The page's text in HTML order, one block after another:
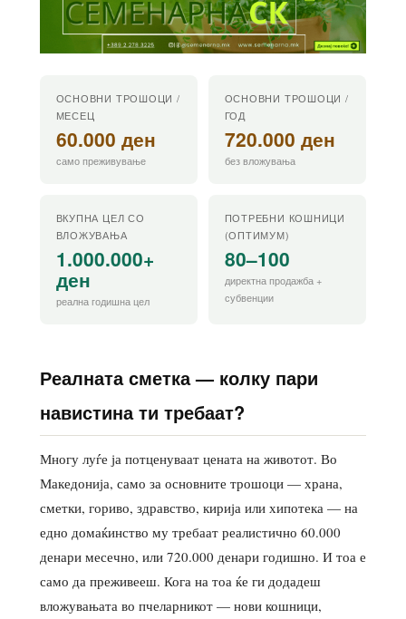
ОСНОВНИ ТРОШОЦИ /
МЕСЕЦ
60.000 ден
само преживување
ОСНОВНИ ТРОШОЦИ /
ГОД
720.000 ден
без вложувања
ВКУПНА ЦЕЛ СО
ВЛОЖУВАЊА
1.000.000+
ден
реална годишна цел
ПОТРЕБНИ КОШНИЦИ
(ОПТИМУМ)
80–100
директна продажба +
субвенции
Реалната сметка — колку пари
навистина ти требаат?
Многу луѓе ја потценуваат цената на животот. Во
Македонија, само за основните трошоци — храна,
сметки, гориво, здравство, кирија или хипотека — на
едно домаќинство му требаат реалистично 60.000
денари месечно, или 720.000 денари годишно. И тоа е
само да преживееш. Кога на тоа ќе ги додадеш
вложувањата во пчеларникот — нови кошници,